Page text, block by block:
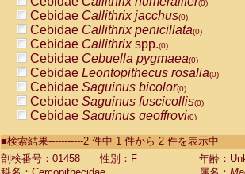
(0)
Cebidae Callithrix jacchus(0)
Cebidae Callithrix penicillata(0)
Cebidae Callithrixspp.(0)
Cebidae Cebuella pygmaea(0)
Cebidae Leontopithecus rosalia(0)
Cebidae Saguinus bicolor(0)
Cebidae Saguinus fuscicollis(0)
Cebidae Saguinus geoffroyi(0)
CebidaeSaguinus labiatus(0)
Cebidae Saguinus leucopus (0)
■検索結果-----------2 件中 1 件から 2 件を表示中
剖検番号：01458
性別：F
年齢：